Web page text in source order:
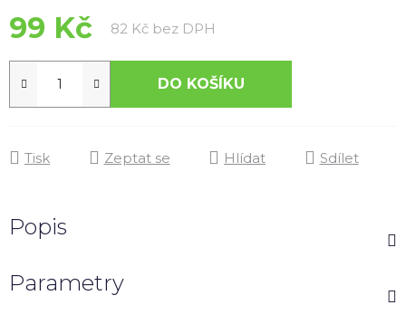
99 Kč 82 Kč bez DPH
DO KOŠÍKU
Tisk Zeptat se Hlídat Sdílet
Popis
Parametry